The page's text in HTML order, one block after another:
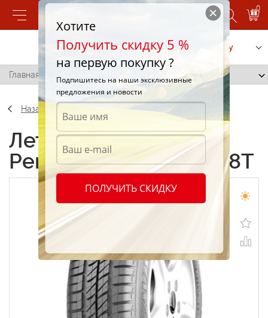
0
Позвонить Заказать услугу
Главная /
Назад
Летние шины Sava
Perfecta 185/70 R14 88T
Хотите
Получить скидку 5 %
на первую покупку ?
Подпишитесь на наши эксклюзивные
предложения и новости
ПОЛУЧИТЬ СКИДКУ